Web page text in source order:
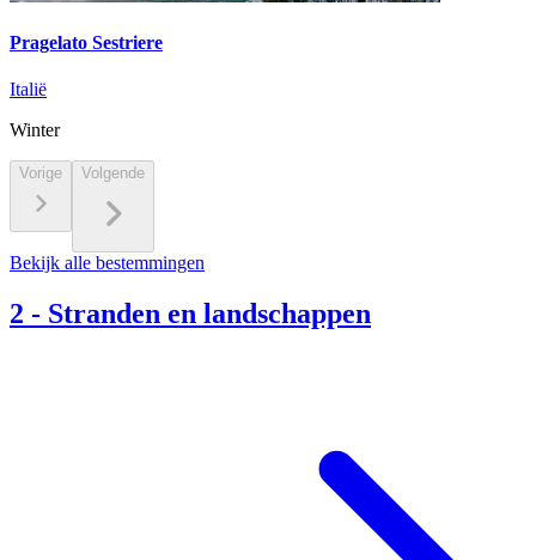
Pragelato Sestriere
Italië
Winter
Vorige Volgende
Bekijk alle bestemmingen
2 - Stranden en landschappen